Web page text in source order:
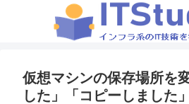
仮想マシンの保存場所を
した」「コピーしました